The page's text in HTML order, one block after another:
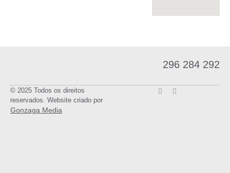
296 284 292
© 2025 Todos os direitos
reservados. Website criado por
Gonzaga Media